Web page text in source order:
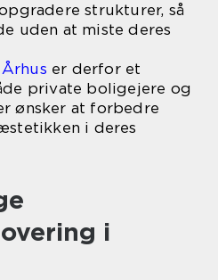
strukturer, så
uden at miste deres
er derfor et
private boligejere og
ønsker at forbedre
i deres
i